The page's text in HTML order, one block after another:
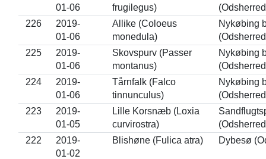
01-06
frugilegus)
226
2019-
01-06
Allike (Coloeus
monedula)
Nykøbing
225
2019-
01-06
Skovspurv (Passer
montanus)
Nykøbing
224
2019-
01-06
Tårnfalk (Falco
tinnunculus)
Nykøbing
223
2019-
01-05
Lille Korsnæb (Loxia
curvirostra)
222
2019-
01-02
Blishøne (Fulica atra) Dybesø